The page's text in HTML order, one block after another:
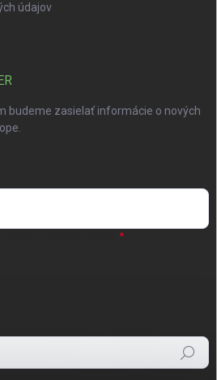
údajov
budeme zasielať informácie o nových
Hľadať